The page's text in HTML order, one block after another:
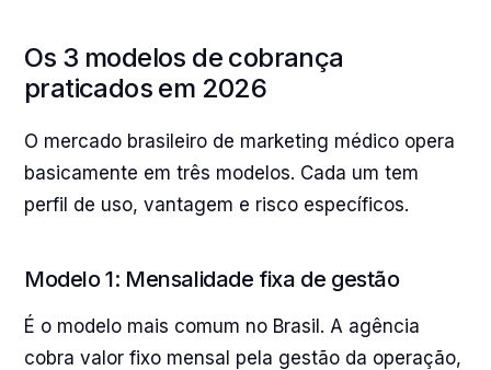
Os 3 modelos de cobrança
praticados em 2026
O mercado brasileiro de marketing médico opera
basicamente em três modelos. Cada um tem
perfil de uso, vantagem e risco específicos.
Modelo 1: Mensalidade fixa de gestão
É o modelo mais comum no Brasil. A agência
cobra valor fixo mensal pela gestão da operação,